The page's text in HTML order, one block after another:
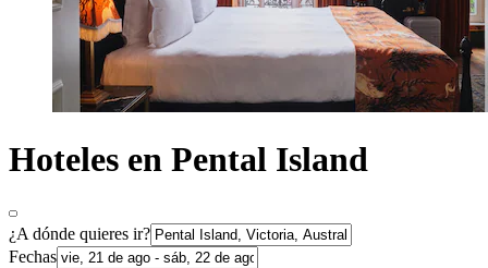
Hoteles en Pental Island
¿A dónde quieres ir?
Fechas